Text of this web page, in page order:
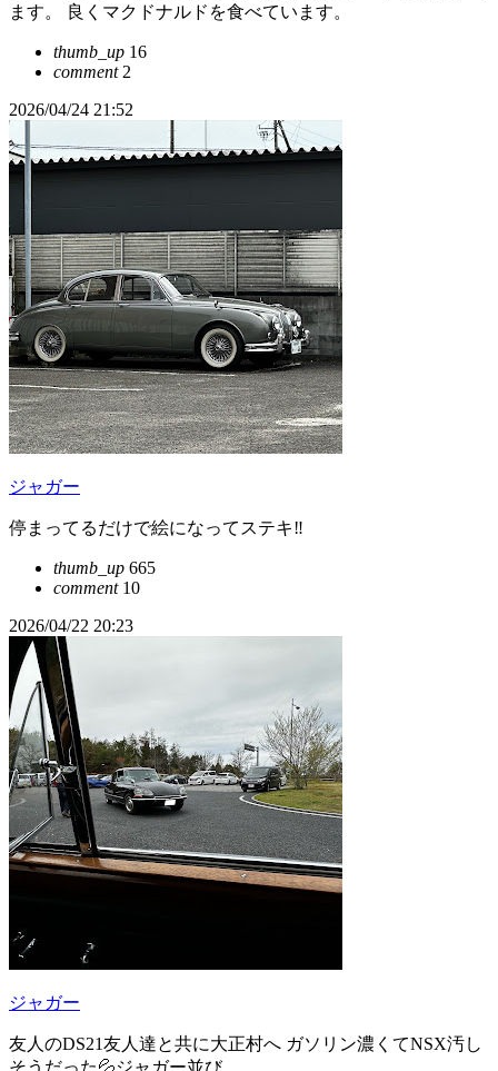
ます。 良くマクドナルドを食べています。
thumb_up 16
comment2
2026/04/24 21:52
ジャガー
停まってるだけで絵になってステキ‼️
thumb_up 665
comment10
2026/04/22 20:23
ジャガー
友人のDS21友人達と共に大正村へ ガソリン濃くてNSX汚し
そうだった💦ジャガー並び